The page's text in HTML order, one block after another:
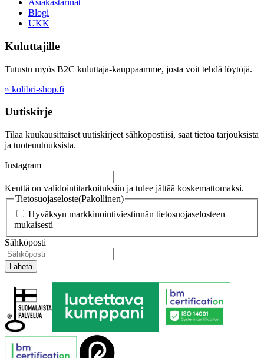
Asiakastarinat
Blogi
UKK
Kuluttajille
Tutustu myös B2C kuluttaja-kauppaamme, josta voit tehdä löytöjä.
» kolibri-shop.fi
Uutiskirje
Tilaa kuukausittaiset uutiskirjeet sähköpostiisi, saat tietoa tarjouksista
ja tuoteuutuuksista.
Instagram
Kenttä on validointitarkoituksiin ja tulee jättää koskemattomaksi.
Tietosuojaseloste(Pakollinen)
Hyväksyn markkinointiviestinnän tietosuojaselosteen
mukaisesti
Sähköposti